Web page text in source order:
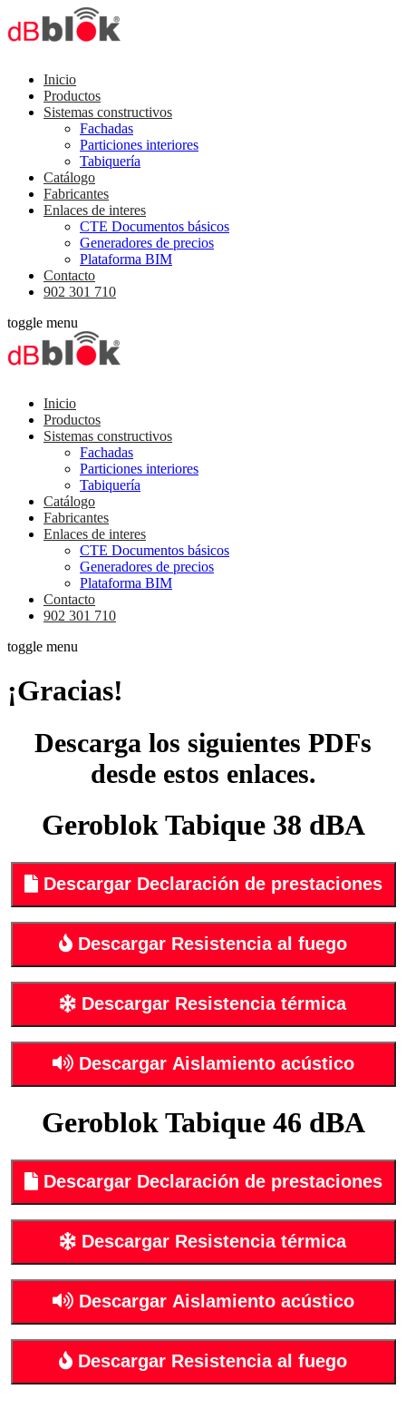
Inicio
Productos
Sistemas constructivos
Fachadas
Particiones interiores
Tabiquería
Catálogo
Fabricantes
Enlaces de interes
CTE Documentos básicos
Generadores de precios
Plataforma BIM
Contacto
902 301 710
toggle menu
Inicio
Productos
Sistemas constructivos
Fachadas
Particiones interiores
Tabiquería
Catálogo
Fabricantes
Enlaces de interes
CTE Documentos básicos
Generadores de precios
Plataforma BIM
Contacto
902 301 710
toggle menu
¡Gracias!
Descarga los siguientes PDFs
desde estos enlaces.
Geroblok Tabique 38 dBA
Descargar Declaración de prestaciones
Descargar Resistencia al fuego
Descargar Resistencia térmica
Descargar Aislamiento acústico
Geroblok Tabique 46 dBA
Descargar Declaración de prestaciones
Descargar Resistencia térmica
Descargar Aislamiento acústico
Descargar Resistencia al fuego